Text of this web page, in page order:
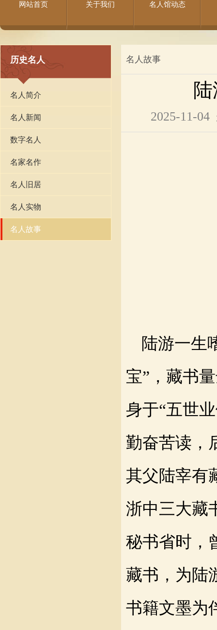
网站首页 关于我们 名人馆动态
历史名人
名人简介
名人新闻
数字名人
名家名作
名人旧居
名人实物
名人故事
名人故事
2025-11-04
陆游一生
宝” ， 藏书
身于“五世
勤奋苦读，
其父陆宰有
浙中三大藏
秘书省时，
藏书 ， 为陆
书籍文墨为